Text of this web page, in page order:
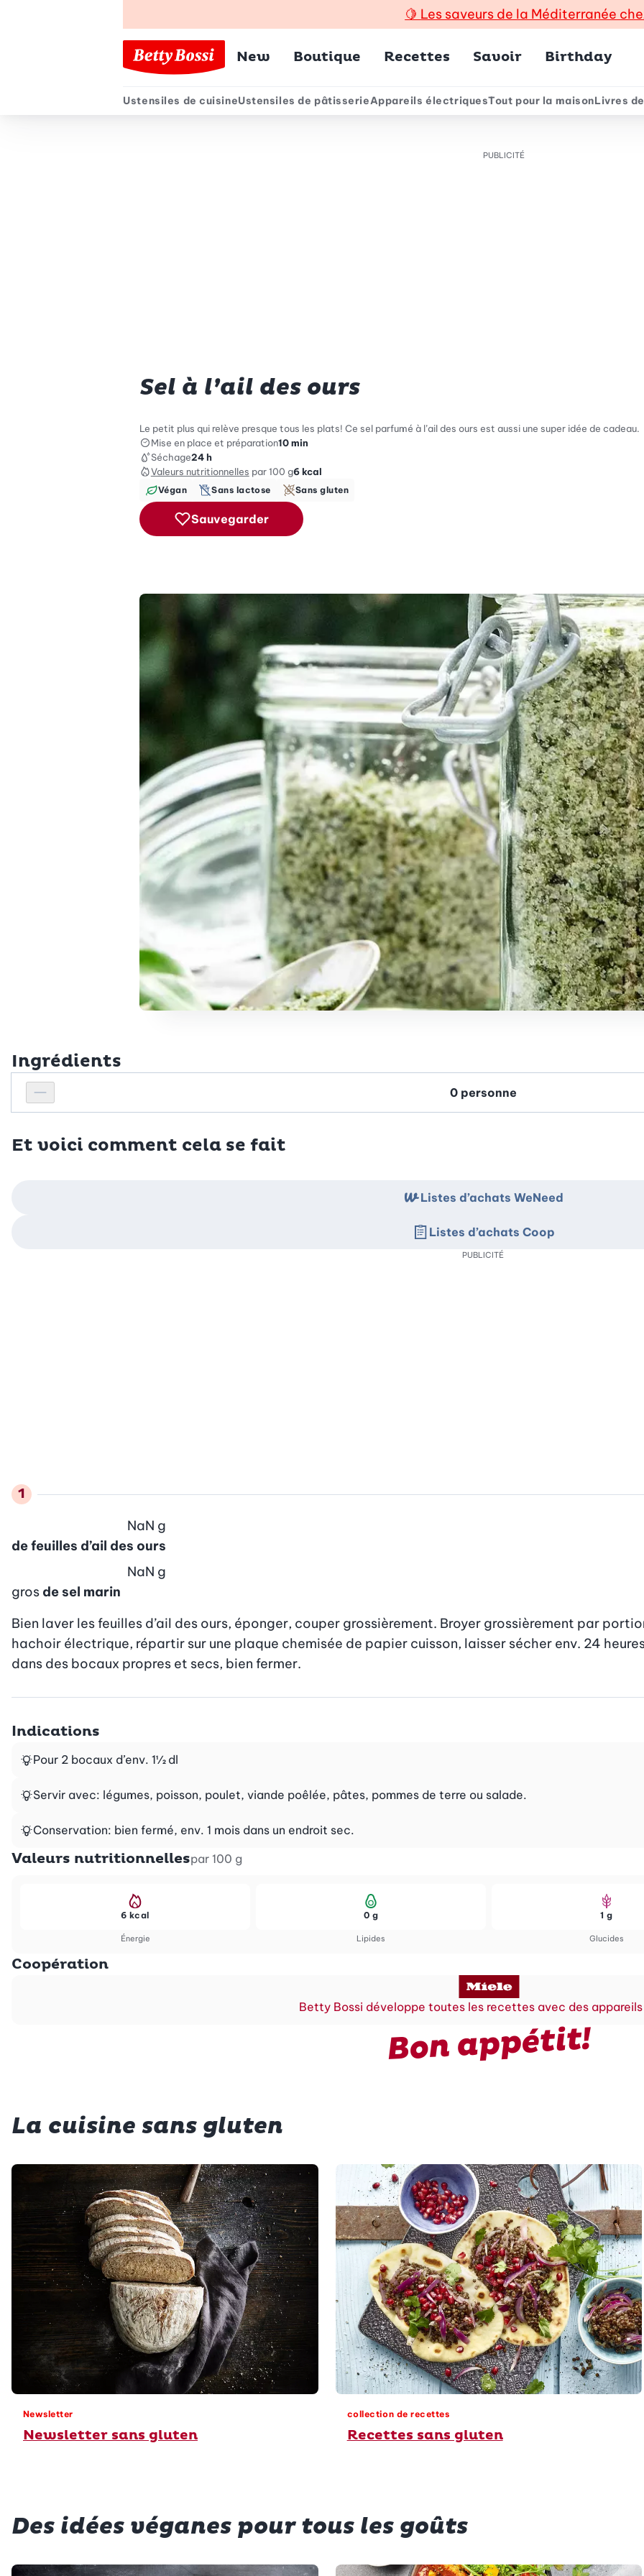
🍋 Les saveurs de la Méditerranée
Menu principal
New Boutique Recettes Savoir Birthday
Menu secondaire
Ustensiles de cuisineUstensiles de pâtisserieAppareils électriquesTout pour la maisonLivres
PUBLICITÉ
Sel à l’ail des ours
Le petit plus qui relève presque tous les plats! Ce sel parfumé à l’ail des ours est aussi une super idée de cadeau.
Mise en place et préparation10 min
Séchage24 h
Valeurs nutritionnelles par 100 g6 kcal
Végan Sans lactose Sans gluten
Sauvegarder
Ingrédients
Réduire le nombre de personnes
Personnes
Et voici comment cela se fait
de feuilles d’ail des ours
NaN g
gros de sel marin
NaN g
Bien laver les feuilles d’ail des ours, éponger, couper grossièrement. Broyer grossièrement par
hachoir électrique, répartir sur une plaque chemisée de papier cuisson, laisser sécher env. 24
dans des bocaux propres et secs, bien fermer.
Listes d’achats WeNeed
Listes d’achats Coop
PUBLICITÉ
Indications
Pour 2 bocaux d’env. 1½ dl
Servir avec: légumes, poisson, poulet, viande poêlée, pâtes, pommes de terre ou salade.
Conservation: bien fermé, env. 1 mois dans un endroit sec.
Valeurs nutritionnellespar 100 g
Énergie
6 kcal
Lipides
0 g
Glucides
1 g
Coopération
Betty Bossi développe toutes les recettes avec des
Bon appétit!
La cuisine sans gluten
Newsletter
Newsletter sans gluten
collection de recettes
Recettes sans gluten
Des idées véganes pour tous les goûts